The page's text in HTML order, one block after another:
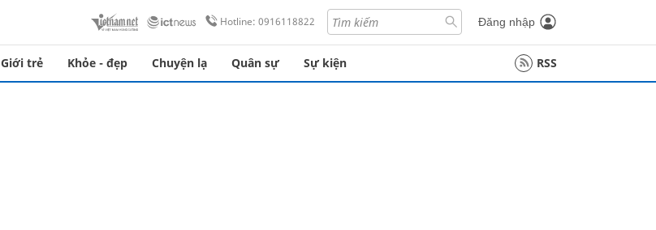
Hotline: 0916118822 Đăng nhập
Giới trẻ Khỏe - đẹp Chuyện lạ Quân sự Sự kiện RSS